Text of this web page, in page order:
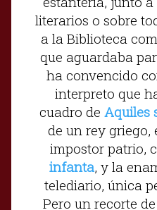
literarios o sobre
a la Biblioteca
que aguardaba
ha convencido
interpreto que
cuadro de Aquiles
de un rey griego,
impostor patrio,
infanta, y la
telediario, única
Pero un recorte